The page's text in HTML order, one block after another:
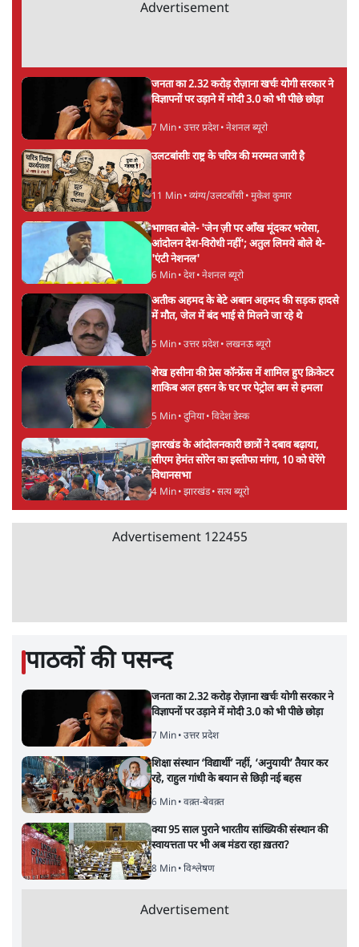
Advertisement
जनता का 2.32 करोड़ रोज़ाना खर्चः योगी सरकार ने
विज्ञापनों पर उड़ाने में मोदी 3.0 को भी पीछे छोड़ा
7 Min• उत्तर प्रदेश• नेशनल ब्यूरो
उलटबांसीः राष्ट्र के चरित्र की मरम्मत जारी है
11 Min• व्यंग्य/उलटबाँसी• मुकेश कुमार
भागवत बोले- 'जेन ज़ी पर आँख मूंदकर भरोसा,
आंदोलन देश-विरोधी नहीं'; अतुल लिमये बोले थे-
'एंटी नेशनल'
6 Min• देश• नेशनल ब्यूरो
अतीक अहमद के बेटे अबान अहमद की सड़क हादसे
में मौत, जेल में बंद भाई से मिलने जा रहे थे
5 Min• उत्तर प्रदेश• लखनऊ ब्यूरो
शेख हसीना की प्रेस कॉन्फ्रेंस में शामिल हुए क्रिकेटर
शाकिब अल हसन के घर पर पेट्रोल बम से हमला
5 Min• दुनिया• विदेश डेस्क
झारखंड के आंदोलनकारी छात्रों ने दबाव बढ़ाया,
सीएम हेमंत सोरेन का इस्तीफा मांगा, 10 को घेरेंगे
विधानसभा
4 Min• झारखंड• सत्य ब्यूरो
Advertisement 122455
पाठकों की पसन्द
जनता का 2.32 करोड़ रोज़ाना खर्चः योगी सरकार ने
विज्ञापनों पर उड़ाने में मोदी 3.0 को भी पीछे छोड़ा
7 Min• उत्तर प्रदेश
शिक्षा संस्थान ‘विद्यार्थी’ नहीं, ‘अनुयायी’ तैयार कर
रहे, राहुल गांधी के बयान से छिड़ी नई बहस
6 Min• वक़्त-बेवक़्त
क्या 95 साल पुराने भारतीय सांख्यिकी संस्थान की
स्वायत्तता पर भी अब मंडरा रहा ख़तरा?
8 Min• विश्लेषण
Advertisement